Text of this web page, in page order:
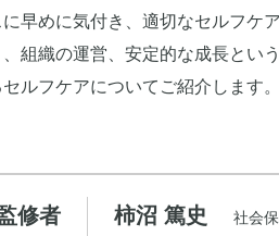
早めに気付き、適切なセルフケ
組織の運営、安定的な成長とい
ルフケアについてご紹介します。
修者 柿沼 篤史 社会